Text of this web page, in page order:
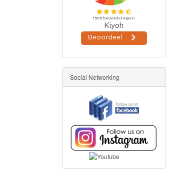
Social Networking